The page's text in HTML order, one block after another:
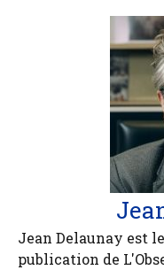
Jean Delaunay est
publication de